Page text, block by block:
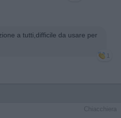
a tutti,difficile da usare per
1
Chiacchiera